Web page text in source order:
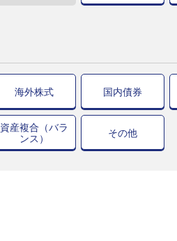
海外株式 国内債券
資産複合（バラ
ンス）
その他